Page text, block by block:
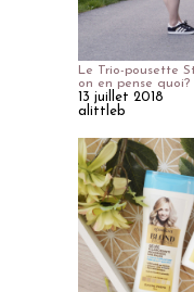
Le Trio-pousette
on en pense quoi?
13 juillet 2018
alittleb